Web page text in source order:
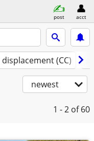
post acct
(CC)
newest
1 - 2 of 60